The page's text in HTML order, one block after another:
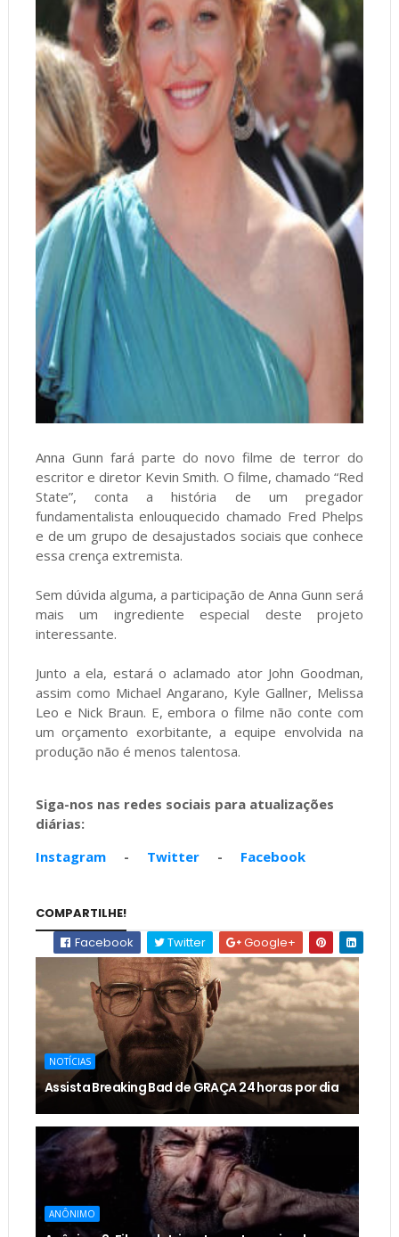
Anna Gunn fará parte do novo filme de terror do
escritor e diretor Kevin Smith. O filme, chamado “Red
State”, conta a história de um pregador
fundamentalista enlouquecido chamado Fred Phelps
e de um grupo de desajustados sociais que conhece
essa crença extremista.
Sem dúvida alguma, a participação de Anna Gunn será
mais um ingrediente especial deste projeto
interessante.
Junto a ela, estará o aclamado ator John Goodman,
assim como Michael Angarano, Kyle Gallner, Melissa
Leo e Nick Braun. E, embora o filme não conte com
um orçamento exorbitante, a equipe envolvida na
produção não é menos talentosa.
Siga-nos nas redes sociais para atualizações
diárias:
Instagram- Twitter- Facebook
COMPARTILHE!
Facebook
Twitter Google+
NOTÍCIAS
Assista Breaking Bad de GRAÇA 24 horas por dia
ANÔNIMO